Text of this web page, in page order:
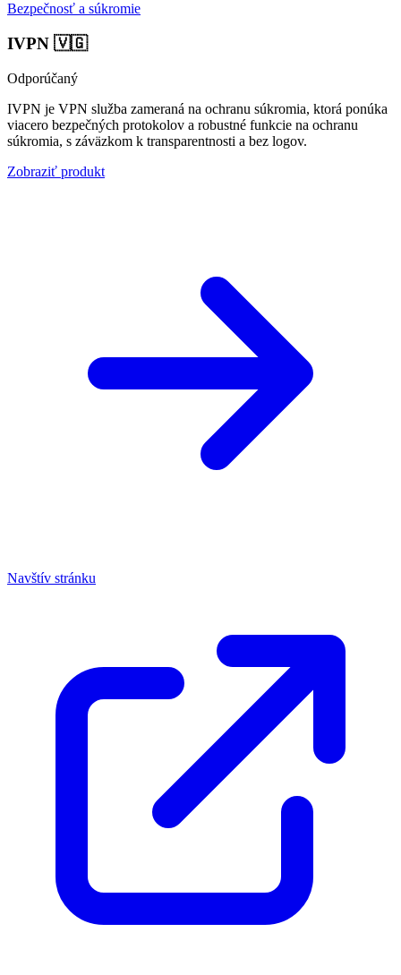
Bezpečnosť a súkromie
IVPN 🇻🇬
Odporúčaný
IVPN je VPN služba zameraná na ochranu súkromia, ktorá ponúka
viacero bezpečných protokolov a robustné funkcie na ochranu
súkromia, s záväzkom k transparentnosti a bez logov.
Zobraziť produkt
Navštív stránku